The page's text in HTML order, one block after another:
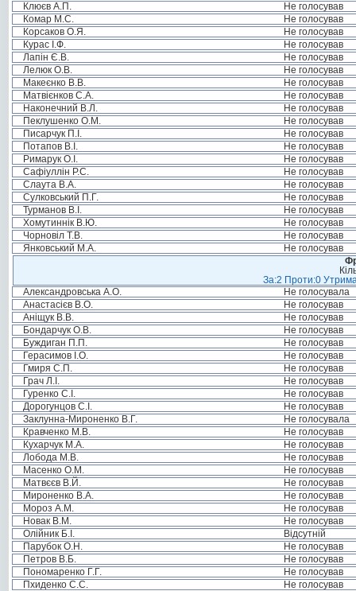
Клюєв А.П.
Не голосував
Комар М.С.
Не голосував
Корсаков О.Я.
Не голосував
Курас І.Ф.
Не голосував
Лапін Є.В.
Не голосував
Лелюк О.В.
Не голосував
Макеєнко В.В.
Не голосував
Матвієнков С.А.
Не голосував
Наконечний В.Л.
Не голосував
Пеклушенко О.М.
Не голосував
Писарчук П.І.
Не голосував
Потапов В.І.
Не голосував
Римарук О.І.
Не голосував
Сафіуллін Р.С.
Не голосував
Слаута В.А.
Не голосував
Сулковський П.Г.
Не голосував
Турманов В.І.
Не голосував
Хомутиннік В.Ю.
Не голосував
Чорновіл Т.В.
Не голосував
Янковський М.А.
Не голосував
За:2 Проти:0
Александровська А.О.
Не голосувала
Анастасієв В.О.
Не голосував
Аніщук В.В.
Не голосував
Бондарчук О.В.
Не голосував
Буждиган П.П.
Не голосував
Герасимов І.О.
Не голосував
Гмиря С.П.
Не голосував
Грач Л.І.
Не голосував
Гуренко С.І.
Не голосував
Дорогунцов С.І.
Не голосував
Заклунна-Мироненко В.Г.
Не голосувала
Кравченко М.В.
Не голосував
Кухарчук М.А.
Не голосував
Лобода М.В.
Не голосував
Масенко О.М.
Не голосував
Матвєєв В.Й.
Не голосував
Мироненко В.А.
Не голосував
Мороз А.М.
Не голосував
Новак В.М.
Не голосував
Олійник Б.І.
Відсутній
Парубок О.Н.
Не голосував
Петров В.Б.
Не голосував
Пономаренко Г.Г.
Не голосував
Пхиденко С.С.
Не голосував